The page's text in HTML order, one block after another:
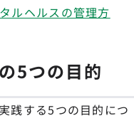
ルヘルスの管理方
5つの目的
践する5つの目的につ